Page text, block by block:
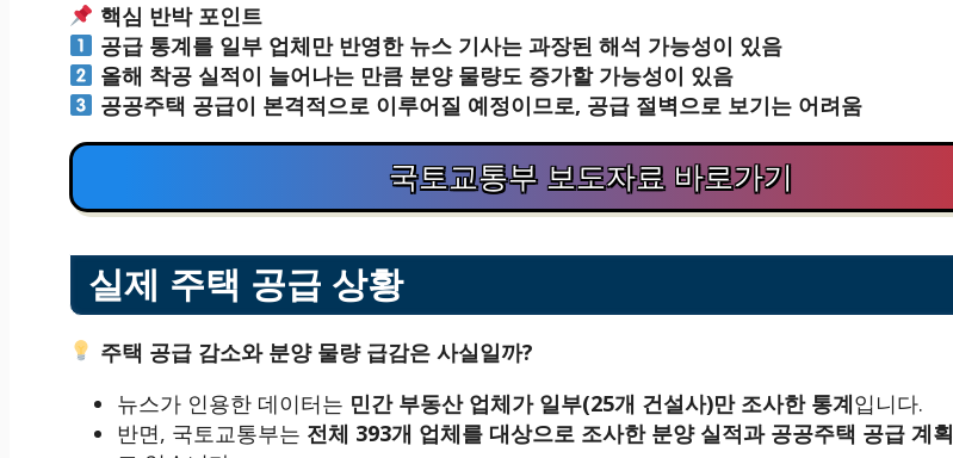
핵심 반박 포인트
공급 통계를 일부 업체만 반영한 뉴스 기사는 과장된 해석 가능성이 있음
올해 착공 실적이 늘어나는 만큼 분양 물량도 증가할 가능성이 있음
공공주택 공급이 본격적으로 이루어질 예정이므로, 공급 절벽으로 보기는 어려움
국토교통부 보도자료 바로가기
실제 주택 공급 상황
주택 공급 감소와 분양 물량 급감은 사실일까?
뉴스가 인용한 데이터는 민간 부동산 업체가 일부(25개 건설사)만 조사한 통계입니다.
반면, 국토교통부는 전체 393개 업체를 대상으로 조사한 분양 실적과 공공주택 공급 계획